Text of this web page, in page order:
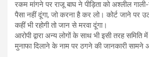
रकम मांगने पर राजू बाघ ने पीड़िता को अश्लील
पैसा नहीं दूंगा, जो करना है कर लो। कोर्ट जाने पर
कहीं भी रहोगी तो जान से मरवा दूंगा।
आरोपी द्वारा अन्य लोगों के साथ भी इसी तरह
मुनाफा दिलाने के नाम पर ठगने की जानकारी सामने